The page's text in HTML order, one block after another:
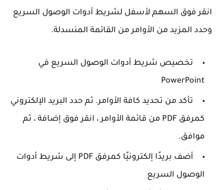
انقر فوق السهم لأسفل لشريط أدوات الوصول السريع
وحدد المزيد من الأوامر من القائمة المنسدلة.
تخصيص شريط أدوات الوصول السريع في
PowerPoint
تأكد من تحديد كافة الأوامر. ثم حدد البريد الإلكتروني
كمرفق PDF من قائمة الأوامر ، انقر فوق إضافة ، ثم
موافق.
أضف بريدًا إلكترونيًا كمرفق PDF إلى شريط أدوات
الوصول السريع